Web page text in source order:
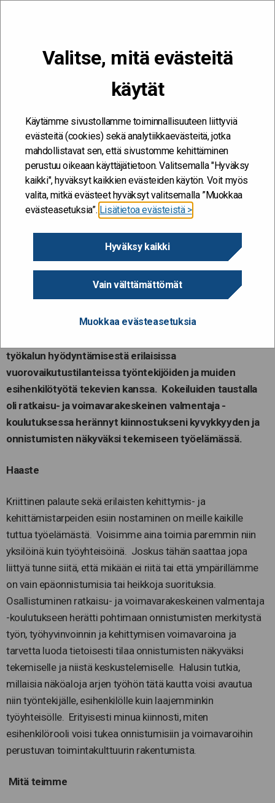
Valitse, mitä evästeitä
käytät
Käytämme sivustollamme toiminnallisuuteen liittyviä
evästeitä (cookies) sekä analytiikkaevästeitä, jotka
mahdollistavat sen, että sivustomme kehittäminen
perustuu oikeaan käyttäjätietoon. Valitsemalla "Hyväksy
kaikki", hyväksyt kaikkien evästeiden käytön. Voit myös
valita, mitkä evästeet hyväksyt valitsemalla ”Muokkaa
evästeasetuksia”. Lisätietoa evästeistä >
Hyväksy kaikki
Vain välttämättömät
Muokkaa evästeasetuksia
Kehitän ja kehityn #töissäSuomelle
Innostu/Kokeilut
voimaantuva työntekijä ja työyhteisö
Onnistumisista
voimaantuva työntekijä ja
työyhteisö
Nämä kokemukset perustuvat pohjautuvat
työkalun hyödyntämisestä erilaisissa
vuorovaikutustilanteissa työntekijöiden ja muiden
esihenkilötyötä tekevien kanssa. Kokeiluiden taustalla
oli ratkaisu- ja voimavarakeskeinen valmentaja -
koulutuksessa herännyt kiinnostukseni kyvykkyyden ja
onnistumisten näkyväksi tekemiseen työelämässä.
Haaste
Kriittinen palaute sekä erilaisten kehittymis- ja
kehittämistarpeiden esiin nostaminen on meille kaikille
tuttua työelämästä. Voisimme aina toimia paremmin niin
yksilöinä kuin työyhteisöinä. Joskus tähän saattaa jopa
liittyä tunne siitä, että mikään ei riitä tai että ympärillämme
on vain epäonnistumisia tai heikkoja suorituksia.
Osallistuminen ratkaisu- ja voimavarakeskeinen valmentaja
-koulutukseen herätti pohtimaan onnistumisten merkitystä
työn, työhyvinvoinnin ja kehittymisen voimavaroina ja
tarvetta luoda tietoisesti tilaa onnistumisten näkyväksi
tekemiselle ja niistä keskustelemiselle. Halusin tutkia,
millaisia näköaloja arjen työhön tätä kautta voisi avautua
niin työntekijälle, esihenkilölle kuin laajemminkin
työyhteisölle. Erityisesti minua kiinnosti, miten
esihenkilörooli voisi tukea onnistumisiin ja voimavaroihin
perustuvan toimintakulttuurin rakentumista.
Mitä teimme